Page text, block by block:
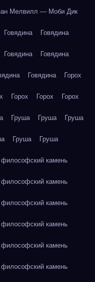
Мелвилл — Моби Дик
Говядина Говядина
Говядина Говядина
Говядина Горох
Горох Горох Горох
Груша Груша Груша
Груша Груша
камень
камень
камень
камень
камень
камень